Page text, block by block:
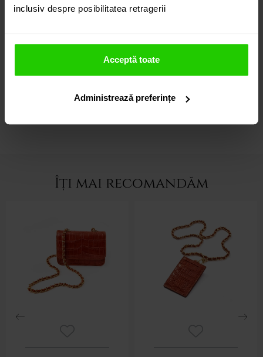
inclusiv despre posibilitatea retragerii
Acceptă toate
Administrează preferințe
INSTRUCȚIUNI ÎNGRIJIRE
Îți mai recomandăm